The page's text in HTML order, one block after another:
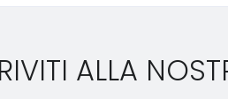
ALLA